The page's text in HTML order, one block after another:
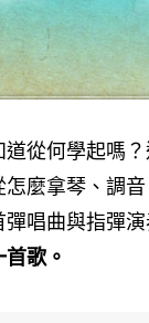
從何學起嗎
麼拿琴、調
唱曲與指彈演
歌。